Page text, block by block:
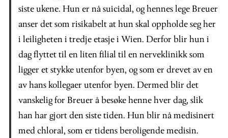
siste ukene. Hun er nå suicidal, og hennes lege Breuer
anser det som risikabelt at hun skal oppholde seg her
i leiligheten i tredje etasje i Wien. Derfor blir hun i
dag flyttet til en liten filial til en nerveklinikk som
ligger et stykke utenfor byen, og som er drevet av en
av hans kollegaer utenfor byen. Dermed blir det
vanskelig for Breuer å besøke henne hver dag, slik
han har gjort den siste tiden. Hun blir nå medisinert
med chloral, som er tidens beroligende medisin.